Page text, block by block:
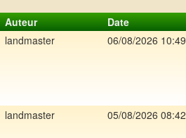
Auteur
Date
landmaster 06/08/2026 10:49
landmaster 05/08/2026 08:42